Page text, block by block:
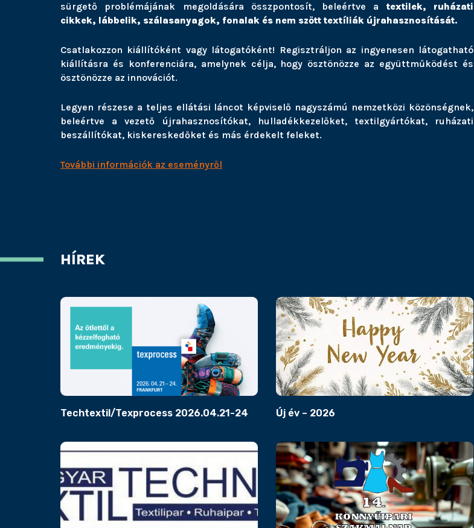
sürgető problémájának megoldására összpontosít, beleértve a textilek, ruházati
cikkek, lábbelik, szálasanyagok, fonalak és nem szőtt textíliák újrahasznosítását.
Csatlakozzon kiállítóként vagy látogatóként! Regisztráljon az ingyenesen látogatható
kiállításra és konferenciára, amelynek célja, hogy ösztönözze az együttműködést és
ösztönözze az innovációt.
Legyen részese a teljes ellátási láncot képviselő nagyszámú nemzetközi közönségnek,
beleértve a vezető újrahasznosítókat, hulladékkezelőket, textilgyártókat, ruházati
beszállítókat, kiskereskedőket és más érdekelt feleket.
További információk az eseményről
HÍREK
Techtextil/Texprocess 2026.04.21-24 Új év – 2026